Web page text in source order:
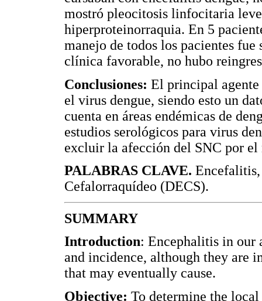
mostró pleocitosis linfocitaria
hiperproteinorraquia. En 5
manejo de todos los pacientes
clínica favorable, no hubo
Conclusiones: El principal
el virus dengue, siendo esto un
cuenta en áreas endémicas de
estudios serológicos para virus
excluir la afección del SNC por el
PALABRAS CLAVE.
Cefalorraquídeo (DECS).
SUMMARY
Introduction: Encephalitis in our
and incidence, although they are
that may eventually cause.
Objective: To determine the